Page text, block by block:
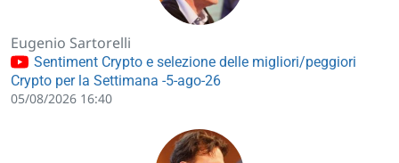
Eugenio Sartorelli
Sentiment Crypto e selezione delle migliori/peggiori
Crypto per la Settimana -5-ago-26
05/08/2026 16:40